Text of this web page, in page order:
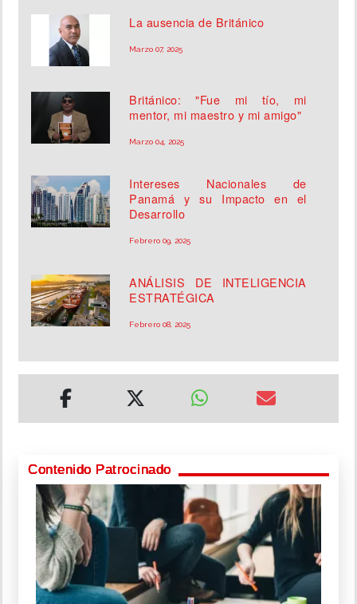
La ausencia de Británico
Marzo 07, 2025
Británico: "Fue mi tío, mi
mentor, mi maestro y mi amigo"
Marzo 04, 2025
Intereses Nacionales de
Panamá y su Impacto en el
Desarrollo
Febrero 09, 2025
ANÁLISIS DE INTELIGENCIA
ESTRATÉGICA
Febrero 08, 2025
Contenido Patrocinado